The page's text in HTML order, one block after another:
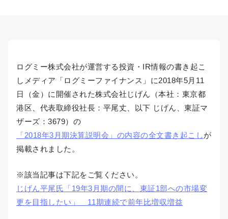
ログミー株式会社が運営する投資・IR情報の書き起こ
しメディア「ログミーファイナンス」に2018年5月11
日（金）に開催された株式会社じげん（本社：東京都
港区、代表取締役社長：平尾丈、以下 じげん、東証マ
ザーズ：3679）の
「2018年3月期決算説明会」の内容の全文書き起こしが
掲載されました。
※該当記事は下記をご覧ください。
じげん平尾氏「19年3月期の間に、東証1部への市場変
更を目指したい」 11期連続で前年比増収増益